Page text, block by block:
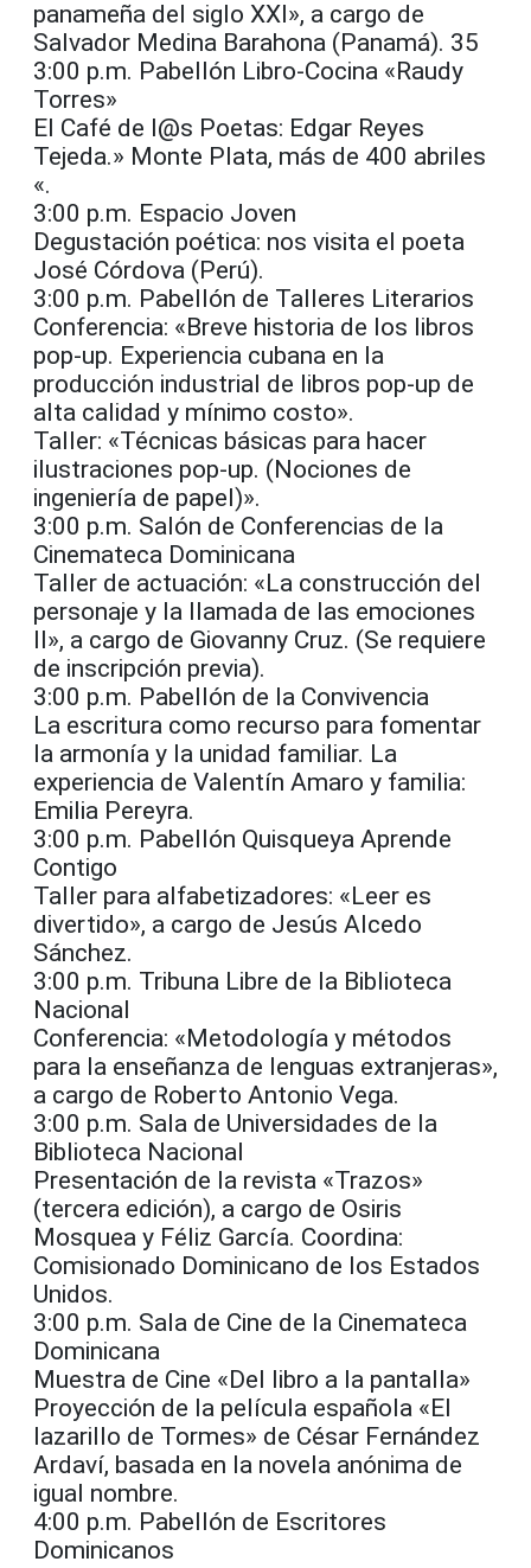
panameña del siglo XXI», a cargo de
Salvador Medina Barahona (Panamá). 35
3:00 p.m. Pabellón Libro-Cocina «Raudy
Torres»
El Café de l@s Poetas: Edgar Reyes
Tejeda.» Monte Plata, más de 400 abriles
«.
3:00 p.m. Espacio Joven
Degustación poética: nos visita el poeta
José Córdova (Perú).
3:00 p.m. Pabellón de Talleres Literarios
Conferencia: «Breve historia de los libros
pop-up. Experiencia cubana en la
producción industrial de libros pop-up de
alta calidad y mínimo costo».
Taller: «Técnicas básicas para hacer
ilustraciones pop-up. (Nociones de
ingeniería de papel)».
3:00 p.m. Salón de Conferencias de la
Cinemateca Dominicana
Taller de actuación: «La construcción del
personaje y la llamada de las emociones
II», a cargo de Giovanny Cruz. (Se requiere
de inscripción previa).
3:00 p.m. Pabellón de la Convivencia
La escritura como recurso para fomentar
la armonía y la unidad familiar. La
experiencia de Valentín Amaro y familia:
Emilia Pereyra.
3:00 p.m. Pabellón Quisqueya Aprende
Contigo
Taller para alfabetizadores: «Leer es
divertido», a cargo de Jesús Alcedo
Sánchez.
3:00 p.m. Tribuna Libre de la Biblioteca
Nacional
Conferencia: «Metodología y métodos
para la enseñanza de lenguas extranjeras»,
a cargo de Roberto Antonio Vega.
3:00 p.m. Sala de Universidades de la
Biblioteca Nacional
Presentación de la revista «Trazos»
(tercera edición), a cargo de Osiris
Mosquea y Féliz García. Coordina:
Comisionado Dominicano de los Estados
Unidos.
3:00 p.m. Sala de Cine de la Cinemateca
Dominicana
Muestra de Cine «Del libro a la pantalla»
Proyección de la película española «El
lazarillo de Tormes» de César Fernández
Ardaví, basada en la novela anónima de
igual nombre.
4:00 p.m. Pabellón de Escritores
Dominicanos